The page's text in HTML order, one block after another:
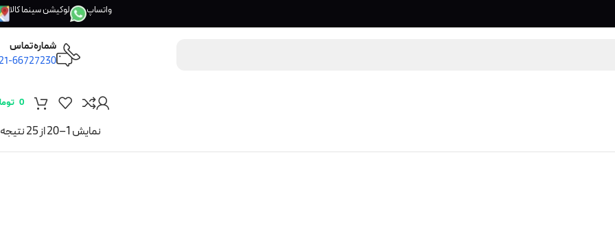
واتساپ لوکیشن سینما کالا
شماره تماس
66727230
0
نمایش 1–20 از 25 نتیجه